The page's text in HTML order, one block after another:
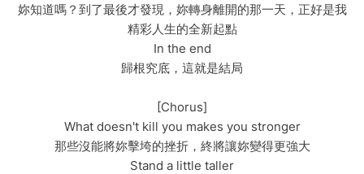
妳知道嗎？到了最後才發現，妳轉身離開的那一天，正好是我
精彩人生的全新起點
In the end
歸根究底，這就是結局
[Chorus]
What doesn't kill you makes you stronger
那些沒能將妳擊垮的挫折，終將讓妳變得更強大
Stand a little taller